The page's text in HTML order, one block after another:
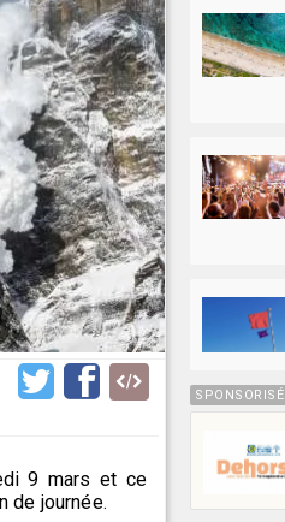
9 mars et ce
de journée.
SPONSORISÉ